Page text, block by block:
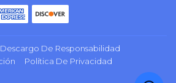
Descargo De Responsabilidad
Política De Privacidad